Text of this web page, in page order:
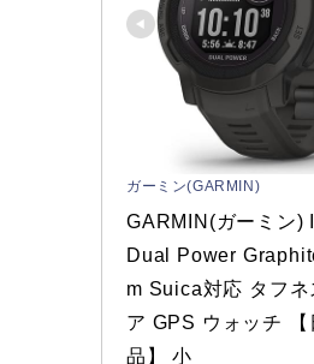
ガーミン(GARMIN)
GARMIN(ガーミン)
Dual Power
m Suica対応 タフネ
ア GPS ウォッチ 【
品】 小